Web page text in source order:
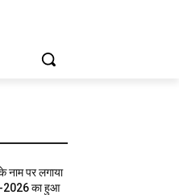
नाम पर लगाया
2026 का हुआ